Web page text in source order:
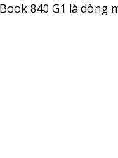
840 G1 là